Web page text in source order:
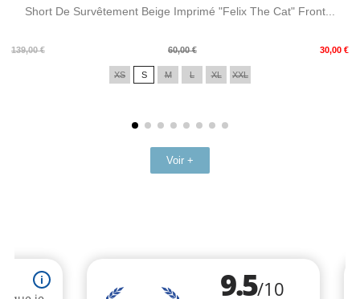
Short De Survêtement Beige Imprimé "Felix The Cat" Front...
139,00 €
Prix
60,00 € 30,00 €
Prix
XS S M L XL XXL
Voir +